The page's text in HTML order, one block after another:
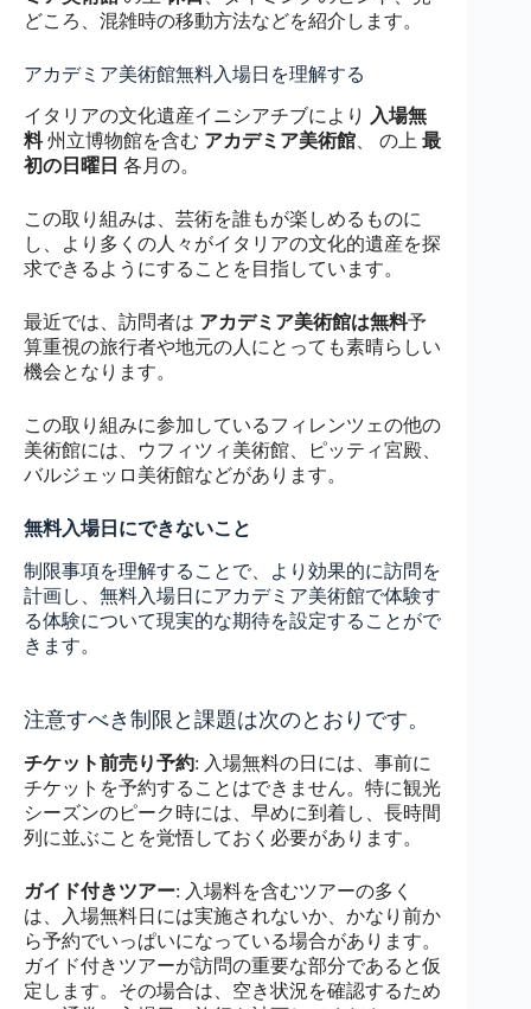
どころ、混雑時の移動方法などを紹介します。
アカデミア美術館無料入場日を理解する
イタリアの文化遺産イニシアチブにより 入場無
料州立博物館を含む アカデミア美術館、 の上 最
初の日曜日 各月の。
この取り組みは、芸術を誰もが楽しめるものに
し、より多くの人々がイタリアの文化的遺産を探
求できるようにすることを目指しています。
最近では、訪問者は アカデミア美術館は無料予
算重視の旅行者や地元の人にとっても素晴らしい
機会となります。
この取り組みに参加しているフィレンツェの他の
美術館には、ウフィツィ美術館、ピッティ宮殿、
バルジェッロ美術館などがあります。
無料入場日にできないこと
制限事項を理解することで、より効果的に訪問を
計画し、無料入場日にアカデミア美術館で体験す
る体験について現実的な期待を設定することがで
きます。
注意すべき制限と課題は次のとおりです。
チケット前売り予約: 入場無料の日には、事前に
チケットを予約することはできません。特に観光
シーズンのピーク時には、早めに到着し、長時間
列に並ぶことを覚悟しておく必要があります。
ガイド付きツアー: 入場料を含むツアーの多く
は、入場無料日には実施されないか、かなり前か
ら予約でいっぱいになっている場合があります。
ガイド付きツアーが訪問の重要な部分であると仮
定します。その場合は、空き状況を確認するため